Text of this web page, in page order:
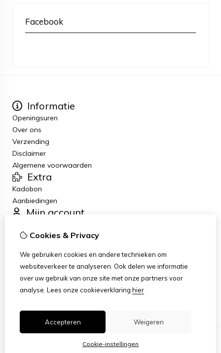
Facebook
Informatie
Openingsuren
Over ons
Verzending
Disclaimer
Algemene voorwaarden
Extra
Kadobon
Aanbiedingen
Mijn account
Bestelhistorie
Nieuwsbrief
Klantenservice
Contact
Sitemap
Cookies & Privacy
We gebruiken cookies en andere technieken om
websiteverkeer te analyseren. Ook delen we informatie
over uw gebruik van onze site met onze partners voor
analyse. Lees onze cookieverklaring hier
Accepteren Weigeren
Cookie-instellingen